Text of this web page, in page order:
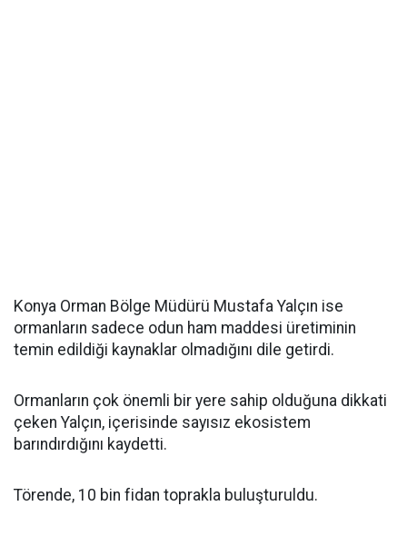
Konya Orman Bölge Müdürü Mustafa Yalçın ise
ormanların sadece odun ham maddesi üretiminin
temin edildiği kaynaklar olmadığını dile getirdi.
Ormanların çok önemli bir yere sahip olduğuna dikkati
çeken Yalçın, içerisinde sayısız ekosistem
barındırdığını kaydetti.
Törende, 10 bin fidan toprakla buluşturuldu.